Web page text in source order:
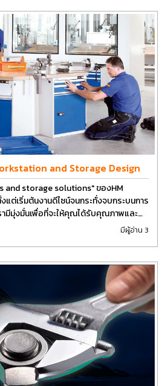
and Storage Design
and storage solutions" ของHM
แต่เริ่มต้นงานดีไซน์จนกระทั่งจบกระบนการ
มีมุ่งมั่นเพื่อที่จะให้คุณได้รับคุณภาพและ
ที่สุดเช่นกัน
มีผู้อ่าน 3